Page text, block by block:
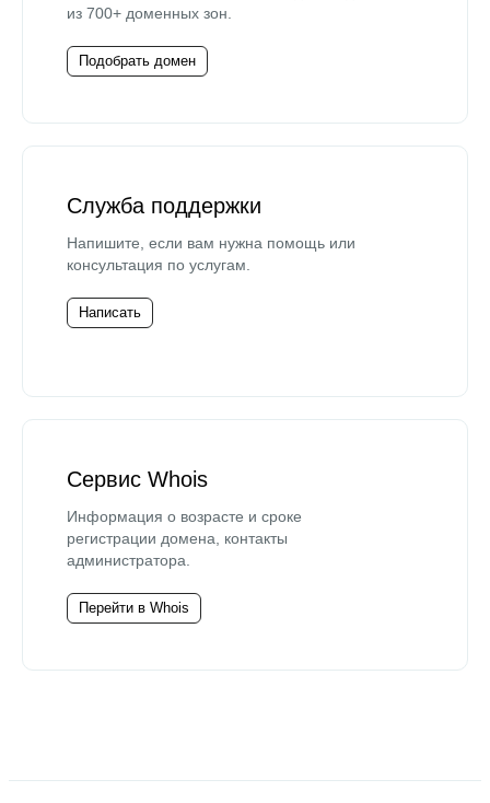
из 700+ доменных зон.
Подобрать домен
Служба поддержки
Напишите, если вам нужна помощь или
консультация по услугам.
Написать
Сервис Whois
Информация о возрасте и сроке
регистрации домена, контакты
администратора.
Перейти в Whois